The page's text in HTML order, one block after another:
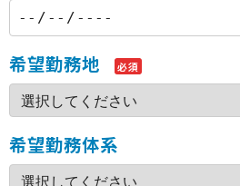
希望勤務地 必須
希望勤務体系